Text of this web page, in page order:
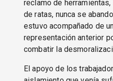
reclamo de
de ratas, nunca se
estuvo acompañado de
representación anterior
combatir la
El apoyo de los